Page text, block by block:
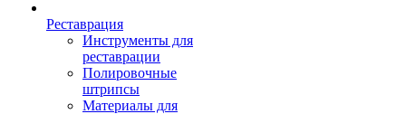
Реставрация
Инструменты для
реставрации
Полировочные
штрипсы
Материалы для